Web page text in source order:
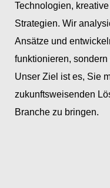
Technologien,
Strategien. Wir
Ansätze und
funktionieren,
Unser Ziel ist es, Sie
zukunftsweisenden
Branche zu bringen.